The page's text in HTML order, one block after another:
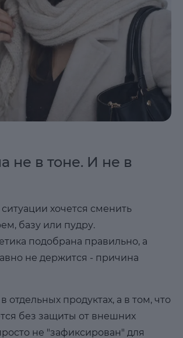
не в тоне. И не в
ситуации хочется сменить
базу или пудру.
подобрана правильно, а
не держится - причина
отдельных продуктах, а в том, что
без защиты от внешних
не "зафиксирован" для